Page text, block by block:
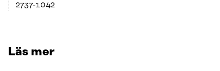
2737-1042
Läs mer